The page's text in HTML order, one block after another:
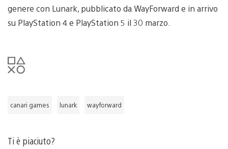
genere con Lunark, pubblicato da WayForward e in arrivo
su PlayStation 4 e PlayStation 5 il 30 marzo.
canari games lunark wayforward
Ti è piaciuto?